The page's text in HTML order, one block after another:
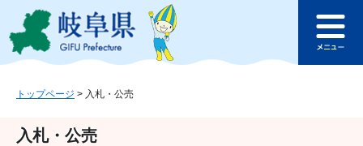
ジ
ュ
このページの本文へ
ュ
トップページ > 入札・公売
入札・公売